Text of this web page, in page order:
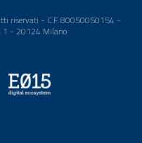
riservati - C.F. 80050050154 -
1 - 20124 Milano